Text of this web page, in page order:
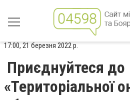
17:00, 21 березня 2022 р.
Приєднуйтеся до
«Територіальної